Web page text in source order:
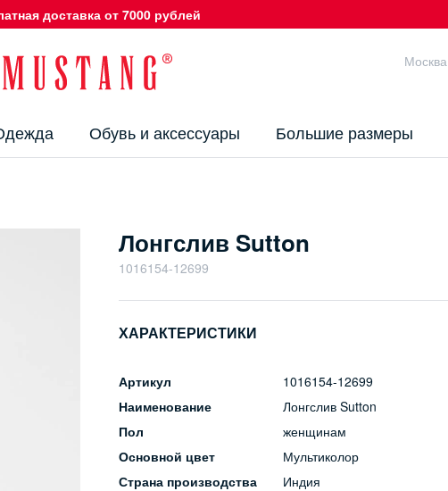
доставка от 7000 рублей
Обувь и аксессуары Большие размеры
Москва
Лонгслив Sutton
1016154-12699
ХАРАКТЕРИСТИКИ
Артикул
1016154-12699
Наименование
Лонгслив Sutton
Пол
женщинам
Основной цвет
Мультиколор
Страна производства
Индия